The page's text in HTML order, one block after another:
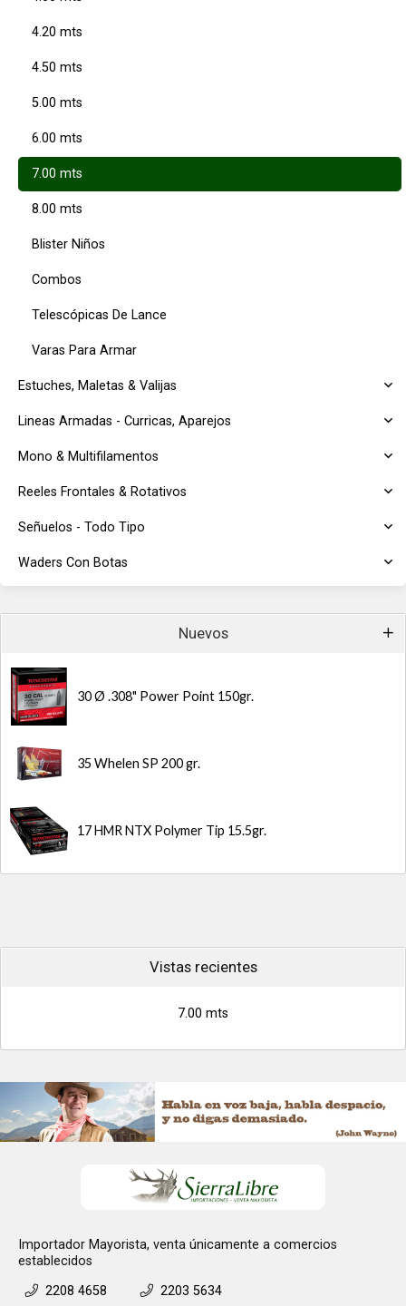
4.20 mts
4.50 mts
5.00 mts
6.00 mts
7.00 mts
8.00 mts
Blister Niños
Combos
Telescópicas De Lance
Varas Para Armar
Estuches, Maletas & Valijas
Lineas Armadas - Curricas, Aparejos
Mono & Multifilamentos
Reeles Frontales & Rotativos
Señuelos - Todo Tipo
Waders Con Botas
Nuevos
30 Ø .308" Power Point 150gr.
35 Whelen SP 200 gr.
17 HMR NTX Polymer Tip 15.5gr.
Vistas recientes
7.00 mts
Importador Mayorista, venta únicamente a comercios
establecidos
2208 4658
2203 5634